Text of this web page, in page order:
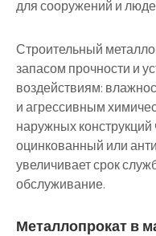
для сооружений и
Строительный
запасом прочности и
воздействиям:
и агрессивным
наружных конструкций
оцинкованный или
увеличивает срок
обслуживание.
Металлопрокат в